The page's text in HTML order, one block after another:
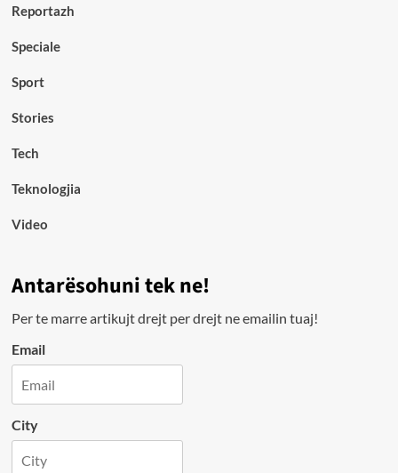
Reportazh
Speciale
Sport
Stories
Tech
Teknologjia
Video
Antarësohuni tek ne!
Per te marre artikujt drejt per drejt ne emailin tuaj!
Email
City